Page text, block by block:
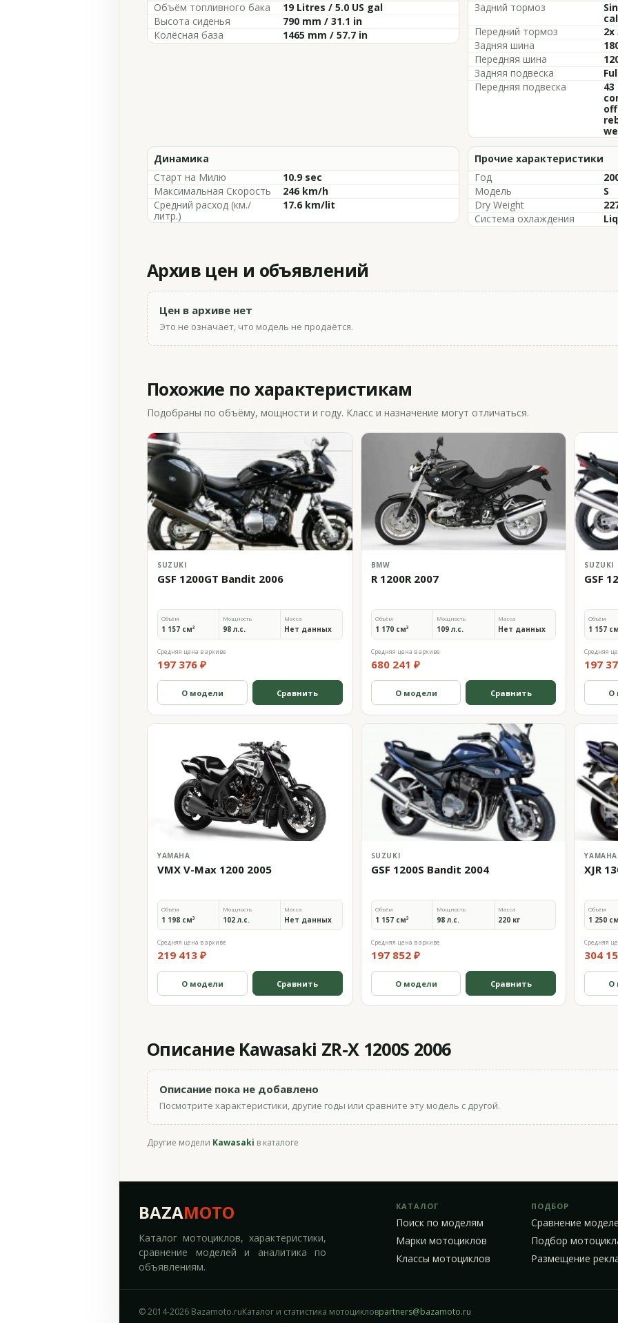
Объём топливного бака
19 Litres / 5.0 US gal
Высота сиденья
790 mm / 31.1 in
Колёсная база
1465 mm / 57.7 in
Задний тормоз
Передний тормоз
2x
Задняя шина
Передняя шина
Задняя подвеска
Передняя подвеска
Динамика
Старт на Милю
10.9 sec
Максимальная Скорость
246 km/h
Средний расход (км./
литр.)
17.6 km/lit
Прочие характеристики
Год
Модель
S
Dry Weight
Система охлаждения
Архив цен и объявлений
Цен в архиве нет
Это не означает, что модель не продаётся.
Похожие по характеристикам
Подобраны по объёму, мощности и году. Класс и назначение могут отличаться.
SUZUKI
GSF 1200GT Bandit 2006
Объём
1 157 см³
Мощность
98 л.с.
Масса
Нет данных
Средняя цена в архиве
197 376 ₽
О модели Сравнить
BMW
R 1200R 2007
Объём
1 170 см³
Мощность
109 л.с.
Масса
Нет данных
Средняя цена в архиве
680 241 ₽
О модели Сравнить
SUZUKI
GSF
Объём
1 157
Средняя
197
О
YAMAHA
VMX V-Max 1200 2005
Объём
1 198 см³
Мощность
102 л.с.
Масса
Нет данных
Средняя цена в архиве
219 413 ₽
О модели Сравнить
SUZUKI
GSF 1200S Bandit 2004
Объём
1 157 см³
Мощность
98 л.с.
Масса
220 кг
Средняя цена в архиве
197 852 ₽
О модели Сравнить
YAMAHA
XJR
Объём
1 250
Средняя
304
О
Описание Kawasaki ZR-X 1200S 2006
Описание пока не добавлено
Посмотрите характеристики, другие годы или сравните эту модель с другой.
Другие модели Kawasaki в каталоге
BAZAMOTO
Каталог мотоциклов, характеристики,
сравнение моделей и аналитика по
объявлениям.
КАТАЛОГ
Поиск по моделям
Марки мотоциклов
Классы мотоциклов
ПОДБОР
Сравнение
Подбор
Размещение
© 2014-2026 Bazamoto.ruКаталог и статистика мотоцикловpartners@bazamoto.ru